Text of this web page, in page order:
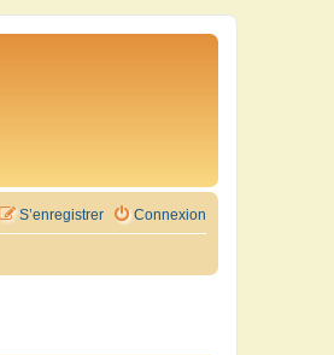
Connexion
S’enregistrer